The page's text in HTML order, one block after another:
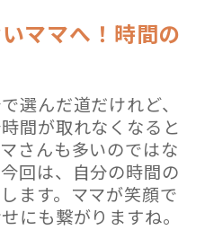
ママへ！時間の
選んだ道だけれど、
間が取れなくなると
さんも多いのではな
回は、自分の時間の
ます。ママが笑顔で
にも繋がりますね。